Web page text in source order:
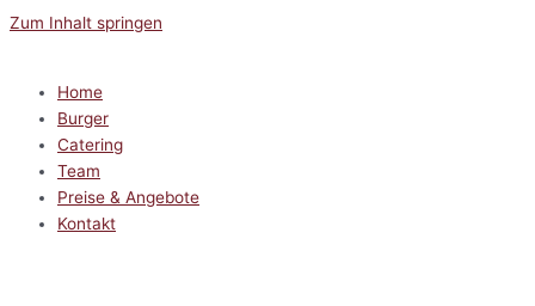
Zum Inhalt springen
Home
Burger
Catering
Team
Preise & Angebote
Kontakt